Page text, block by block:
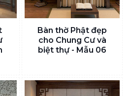
Bàn thờ Phật đẹp
cho Chung Cư và
biệt thự - Mẫu 06